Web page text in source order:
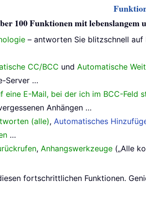
100 Funktionen mit
– antworten Sie blitzschnell auf
CC/BCC und Automatische
Server …
eine E-Mail, bei der ich im BCC-Feld
Anhängen …
(alle), Automatisches
…
, Anhangswerkzeuge („Alle
fortschrittlichen Funktionen.